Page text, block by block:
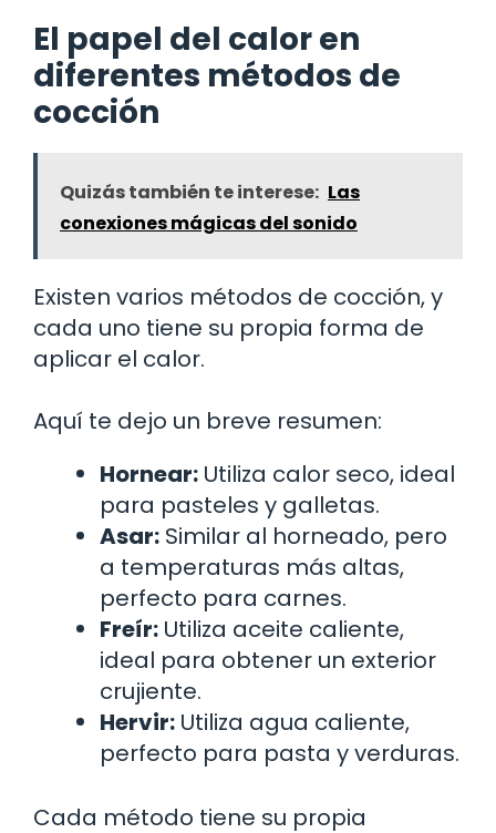
El papel del calor en
diferentes métodos de
cocción
Quizás también te interese: Las
conexiones mágicas del sonido
Existen varios métodos de cocción, y
cada uno tiene su propia forma de
aplicar el calor.
Aquí te dejo un breve resumen:
Hornear: Utiliza calor seco, ideal
para pasteles y galletas.
Asar: Similar al horneado, pero
a temperaturas más altas,
perfecto para carnes.
Freír: Utiliza aceite caliente,
ideal para obtener un exterior
crujiente.
Hervir: Utiliza agua caliente,
perfecto para pasta y verduras.
Cada método tiene su propia